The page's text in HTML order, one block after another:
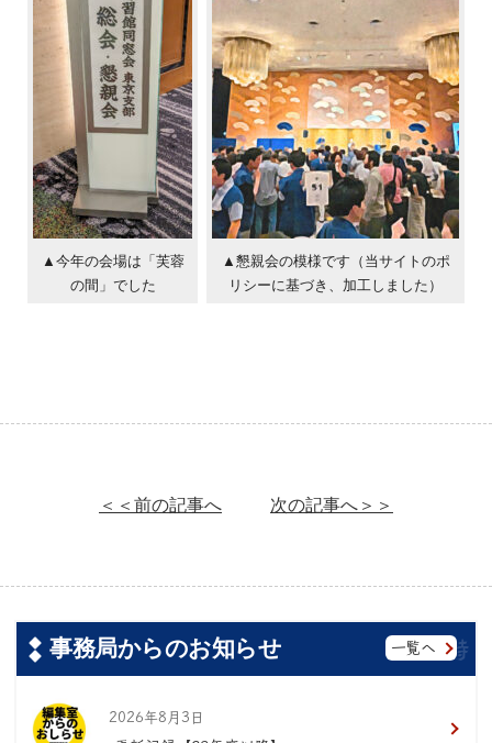
▲今年の会場は「芙蓉
の間」でした
▲懇親会の模様です（当サイトのポ
リシーに基づき、加工しました）
＜＜前の記事へ 次の記事へ＞＞
事務局からのお知らせ 一覧へ
2026年8月3日